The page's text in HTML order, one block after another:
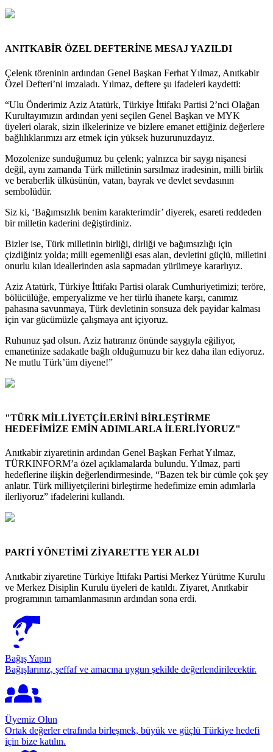
ANITKABİR ÖZEL DEFTERİNE MESAJ YAZILDI
Çelenk töreninin ardından Genel Başkan Ferhat Yılmaz, Anıtkabir
Özel Defteri’ni imzaladı. Yılmaz, deftere şu ifadeleri kaydetti:
“Ulu Önderimiz Aziz Atatürk, Türkiye İttifakı Partisi 2’nci Olağan
Kurultayımızın ardından yeni seçilen Genel Başkan ve MYK
üyeleri olarak, sizin ilkelerinize ve bizlere emanet ettiğiniz değerlere
bağlılıklarımızı arz etmek için yüksek huzurunuzdayız.
Mozolenize sunduğumuz bu çelenk; yalnızca bir saygı nişanesi
değil, aynı zamanda Türk milletinin sarsılmaz iradesinin, milli birlik
ve beraberlik ülküsünün, vatan, bayrak ve devlet sevdasının
sembolüdür.
Siz ki, ‘Bağımsızlık benim karakterimdir’ diyerek, esareti reddeden
bir milletin kaderini değiştirdiniz.
Bizler ise, Türk milletinin birliği, dirliği ve bağımsızlığı için
çizdiğiniz yolda; milli egemenliği esas alan, devletini güçlü, milletini
onurlu kılan ideallerinden asla sapmadan yürümeye kararlıyız.
Aziz Atatürk, Türkiye İttifakı Partisi olarak Cumhuriyetimizi; teröre,
bölücülüğe, emperyalizme ve her türlü ihanete karşı, canımız
pahasına savunmaya, Türk devletinin sonsuza dek payidar kalması
için var gücümüzle çalışmaya ant içiyoruz.
Ruhunuz şad olsun. Aziz hatıranız önünde saygıyla eğiliyor,
emanetinize sadakatle bağlı olduğumuzu bir kez daha ilan ediyoruz.
Ne mutlu Türk’üm diyene!”
"TÜRK MİLLİYETÇİLERİNİ BİRLEŞTİRME
HEDEFİMİZE EMİN ADIMLARLA İLERLİYORUZ"
Anıtkabir ziyaretinin ardından Genel Başkan Ferhat Yılmaz,
TÜRKINFORM’a özel açıklamalarda bulundu. Yılmaz, parti
hedeflerine ilişkin değerlendirmesinde, “Bazen tek bir cümle çok şey
anlatır. Türk milliyetçilerini birleştirme hedefimize emin adımlarla
ilerliyoruz” ifadelerini kullandı.
PARTİ YÖNETİMİ ZİYARETTE YER ALDI
Anıtkabir ziyaretine Türkiye İttifakı Partisi Merkez Yürütme Kurulu
ve Merkez Disiplin Kurulu üyeleri de katıldı. Ziyaret, Anıtkabir
programının tamamlanmasının ardından sona erdi.
Bağış Yapın
Bağışlarınız, şeffaf ve amacına uygun şekilde değerlendirilecektir.
Üyemiz Olun
Ortak değerler etrafında birleşmek, büyük ve güçlü Türkiye hedefi
için bize katılın.